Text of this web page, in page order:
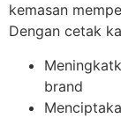
kemasan
Dengan cetak
brand